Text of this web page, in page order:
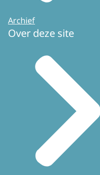
Archief
Over deze site